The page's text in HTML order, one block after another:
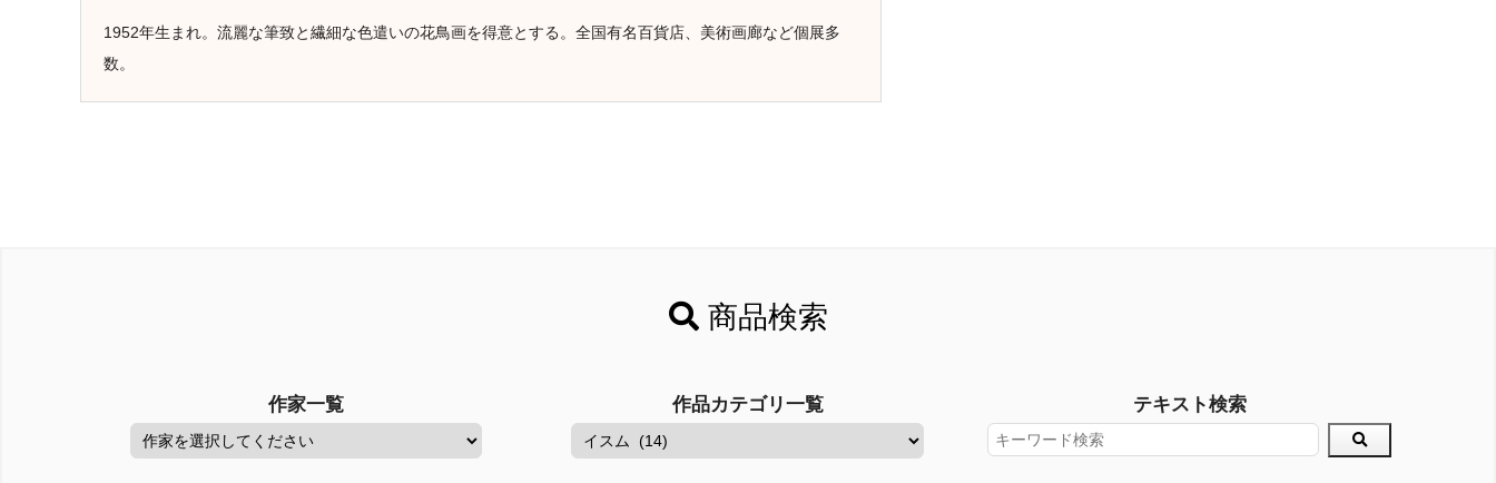
1952年生まれ。流麗な筆致と繊細な色遣いの花鳥画を得意とする。全国有名百貨店、美術画廊など個展多
数。
商品検索
作家一覧 作品カテゴリ一覧 テキスト検索